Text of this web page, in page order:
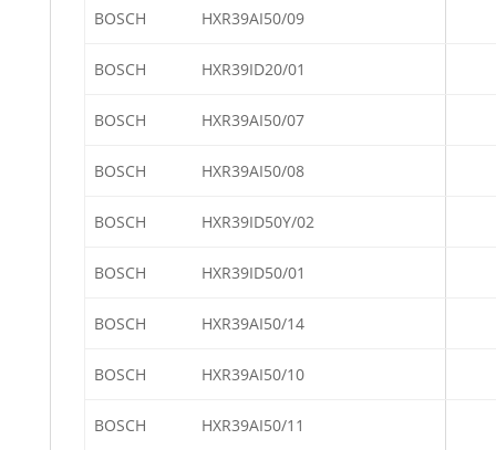
BOSCH HXR39AI50/09
BOSCH HXR39ID20/01
BOSCH HXR39AI50/07
BOSCH HXR39AI50/08
BOSCH HXR39ID50Y/02
BOSCH HXR39ID50/01
BOSCH HXR39AI50/14
BOSCH HXR39AI50/10
BOSCH HXR39AI50/11